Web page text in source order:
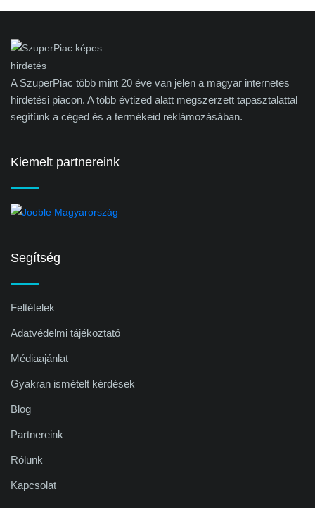
A SzuperPiac több mint 20 éve van jelen a magyar internetes
hirdetési piacon. A több évtized alatt megszerzett tapasztalattal
segítünk a céged és a termékeid reklámozásában.
Kiemelt partnereink
Segítség
Feltételek
Adatvédelmi tájékoztató
Médiaajánlat
Gyakran ismételt kérdések
Blog
Partnereink
Rólunk
Kapcsolat